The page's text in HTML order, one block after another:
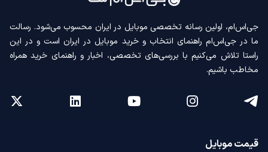
جی‌اس‌ام، اولین رسانه‌ تخصصی موبایل در ایران محسوب می‌شود. رسالت
ما در جی‌اس‌ام راهنمای انتخاب و خرید موبایل در ایران است و در این
راستا تلاش می‌کنیم با بررسی‌های تخصصی، اخبار و راهنمای خرید همراه
مخاطب باشیم.
قیمت موبایل